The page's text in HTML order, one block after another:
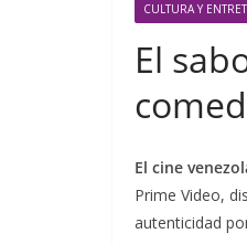
CULTURA Y
El
El cine
Prime Video,
autenticidad